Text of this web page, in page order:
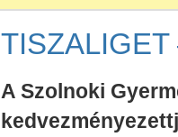
A Szolnoki